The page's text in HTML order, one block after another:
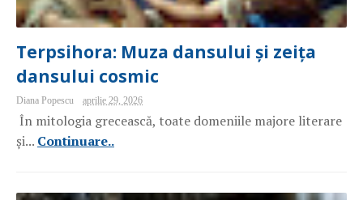
Terpsihora: Muza dansului și zeița
dansului cosmic
Diana Popescu aprilie 29, 2026
În mitologia grecească, toate domeniile majore literare
și... Continuare..